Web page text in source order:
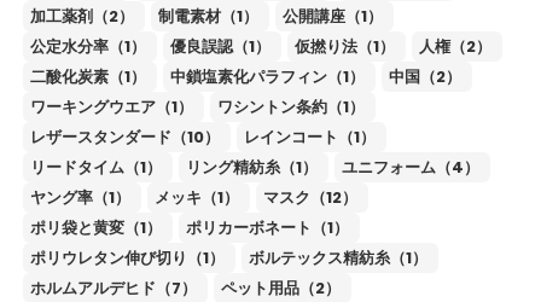
加工薬剤（2）
制電素材（1）
公開講座（1）
公定水分率（1）
優良誤認（1） 仮撚り法（1）
人権（2）
二酸化炭素（1）
中鎖塩素化パラフィン（1）
中国（2）
ワーキングウエア（1）
ワシントン条約（1）
レザースタンダード（10）
レインコート（1）
リードタイム（1）
リング精紡糸（1）
ユニフォーム（4）
ヤング率（1）
メッキ（1）
マスク（12）
ポリ袋と黄変（1）
ポリカーボネート（1）
ポリウレタン伸び切り（1）
ボルテックス精紡糸（1）
ホルムアルデヒド（7）
ペット用品（2）